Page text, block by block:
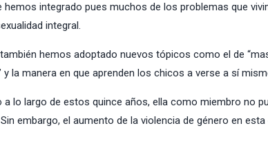
integrado pues muchos de los problemas que
integral.
hemos adoptado nuevos tópicos como el de
la manera en que aprenden los chicos a verse a sí
lo largo de estos quince años, ella como miembro no
embargo, el aumento de la violencia de género en